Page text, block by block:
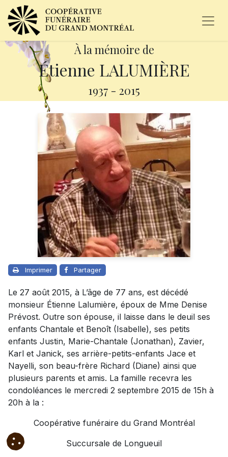
À la mémoire de
Étienne LALUMIÈRE
1937 - 2015
Imprimer Partager
Le 27 août 2015, à L’âge de 77 ans, est décédé
monsieur Étienne Lalumière, époux de Mme Denise
Prévost. Outre son épouse, il laisse dans le deuil ses
enfants Chantale et Benoît (Isabelle), ses petits
enfants Justin, Marie-Chantale (Jonathan), Zavier,
Karl et Janick, ses arrière-petits-enfants Jace et
Nayelli, son beau-frère Richard (Diane) ainsi que
plusieurs parents et amis. La famille recevra les
condoléances le mercredi 2 septembre 2015 de 15h à
20h à la :
Coopérative funéraire du Grand Montréal
Succursale de Longueuil